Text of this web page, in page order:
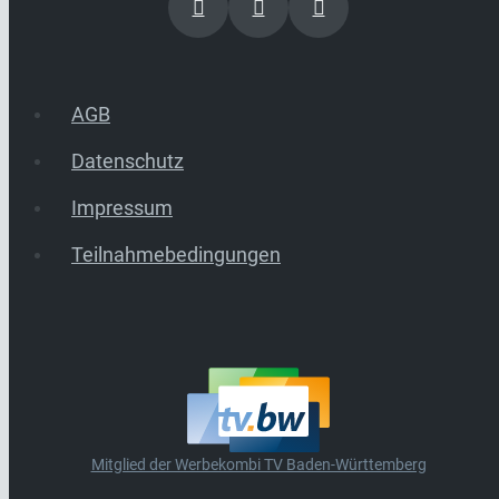
AGB
Datenschutz
Impressum
Teilnahmebedingungen
Mitglied der Werbekombi TV Baden-Württemberg